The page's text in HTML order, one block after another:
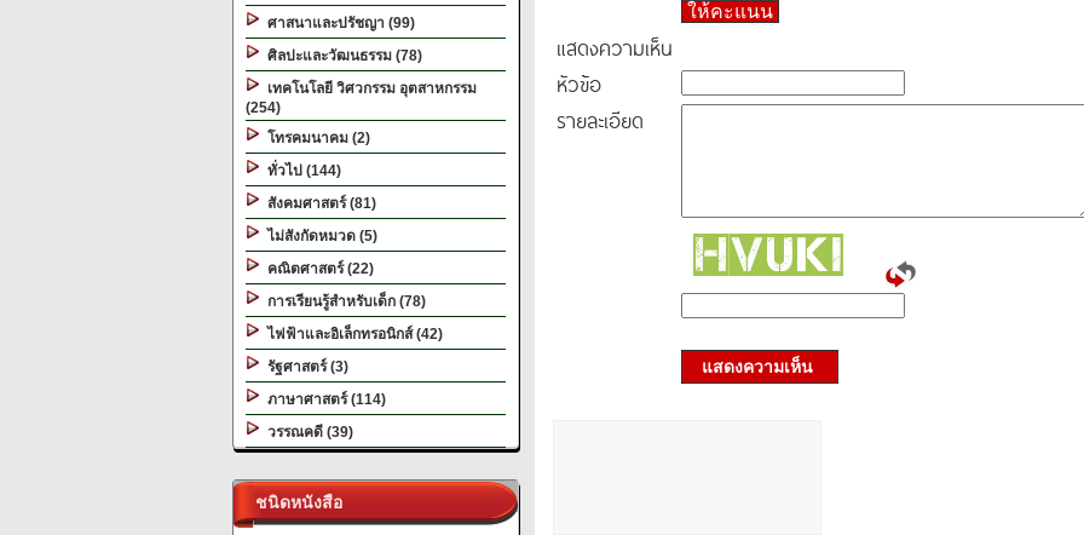
ศาสนาและปรัชญา (99)
ศิลปะและวัฒนธรรม (78)
เทคโนโลยี วิศวกรรม อุตสาหกรรม
(254)
โทรคมนาคม (2)
ทั่วไป (144)
สังคมศาสตร์ (81)
ไม่สังกัดหมวด (5)
คณิตศาสตร์ (22)
การเรียนรู้สำหรับเด็ก (78)
ไฟฟ้าและอิเล็กทรอนิกส์ (42)
รัฐศาสตร์ (3)
ภาษาศาสตร์ (114)
วรรณคดี (39)
ชนิดหนังสือ
ให้คะแนน
แสดงความเห็น
หัวข้อ
รายละเอียด
แสดงความเห็น